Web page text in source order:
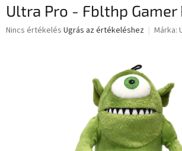
Ultra Pro - Fblthp Gamer
A
Nincs értékelés Ugrás az értékeléshez Márka: